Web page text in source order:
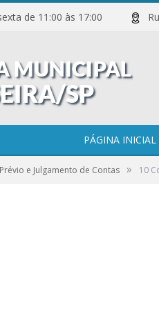
sexta de 11:00 às 17:00
PÁGINA INICIAL
e Julgamento de Contas » 10